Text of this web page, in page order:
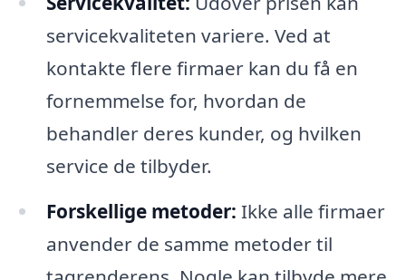
servicekvaliteten variere. Ved at
kontakte flere firmaer kan du få en
fornemmelse for, hvordan de
behandler deres kunder, og hvilken
service de tilbyder.
Forskellige metoder: Ikke alle firmaer
anvender de samme metoder til